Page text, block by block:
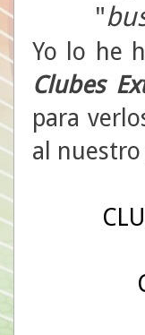
"
Yo lo he
Clubes
para
al